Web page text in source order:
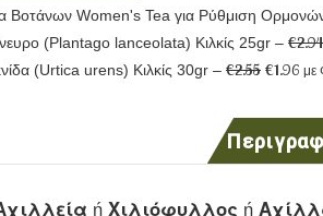
Βοτάνων Women's Tea για Ρύθμιση
(Plantago lanceolata) Κιλκίς 25gr – €2.94
(Urtica urens) Κιλκίς 30gr – €2.55 €1.96 με
ή Χιλιόφυλλος ή